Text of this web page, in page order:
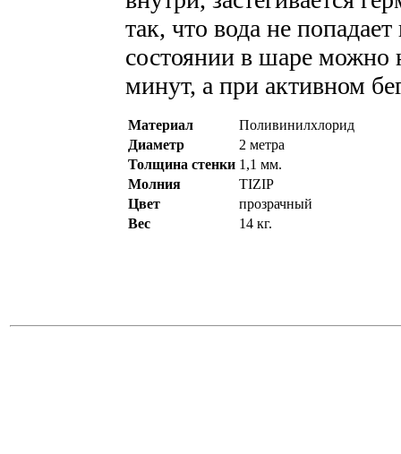
так, что вода не
состоянии в шаре можно
минут, а при активном
Материал
Поливинилхлорид
Диаметр
2 метра
Толщина стенки 1,1 мм.
Молния
TIZIP
Цвет
прозрачный
Вес
14 кг.